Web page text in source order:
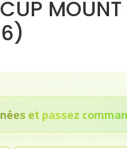
MOUNT
et passez